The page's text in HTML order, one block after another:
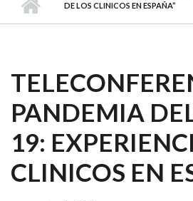
DE LOS CLINICOS EN ESPAÑA”
PANDEMIA
19:
CLINICOS EN